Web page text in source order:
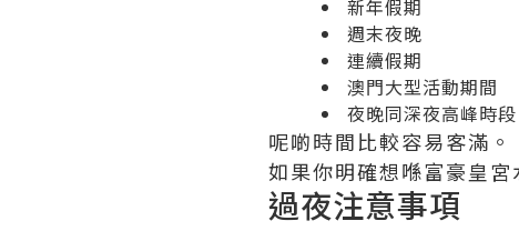
新年假期
週末夜晚
連續假期
澳門大型活動期間
夜晚同深夜高峰時段
呢啲時間比較容易客滿。
如果你明確想喺富豪皇
過夜注意事項